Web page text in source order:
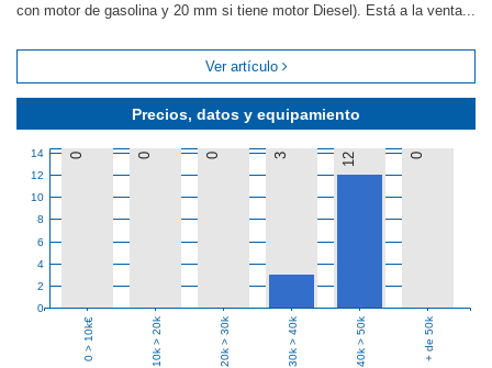
Precios, datos y equipamiento
0
2
4
6
8
10
12
14 0 0 0 3 12 0
0 > 10k€ 10k > 20k 20k > 30k 30k > 40k 40k > 50k + de 50k
con motor de gasolina y 20 mm si tiene motor Diesel). Está a la venta...
Ver artículo